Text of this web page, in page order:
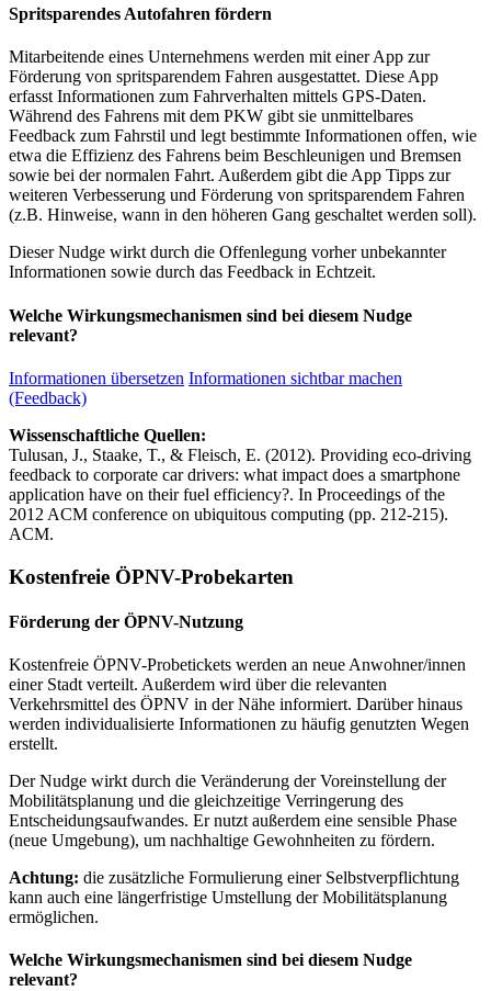
Spritsparendes Autofahren fördern
Mitarbeitende eines Unternehmens werden mit einer App zur
Förderung von spritsparendem Fahren ausgestattet. Diese App
erfasst Informationen zum Fahrverhalten mittels GPS-Daten.
Während des Fahrens mit dem PKW gibt sie unmittelbares
Feedback zum Fahrstil und legt bestimmte Informationen offen, wie
etwa die Effizienz des Fahrens beim Beschleunigen und Bremsen
sowie bei der normalen Fahrt. Außerdem gibt die App Tipps zur
weiteren Verbesserung und Förderung von spritsparendem Fahren
(z.B. Hinweise, wann in den höheren Gang geschaltet werden soll).
Dieser Nudge wirkt durch die Offenlegung vorher unbekannter
Informationen sowie durch das Feedback in Echtzeit.
Welche Wirkungsmechanismen sind bei diesem Nudge
relevant?
Informationen übersetzen Informationen sichtbar machen
(Feedback)
Wissenschaftliche Quellen:
Tulusan, J., Staake, T., & Fleisch, E. (2012). Providing eco-driving
feedback to corporate car drivers: what impact does a smartphone
application have on their fuel efficiency?. In Proceedings of the
2012 ACM conference on ubiquitous computing (pp. 212-215).
ACM.
Kostenfreie ÖPNV-Probekarten
Förderung der ÖPNV-Nutzung
Kostenfreie ÖPNV-Probetickets werden an neue Anwohner/innen
einer Stadt verteilt. Außerdem wird über die relevanten
Verkehrsmittel des ÖPNV in der Nähe informiert. Darüber hinaus
werden individualisierte Informationen zu häufig genutzten Wegen
erstellt.
Der Nudge wirkt durch die Veränderung der Voreinstellung der
Mobilitätsplanung und die gleichzeitige Verringerung des
Entscheidungsaufwandes. Er nutzt außerdem eine sensible Phase
(neue Umgebung), um nachhaltige Gewohnheiten zu fördern.
Achtung: die zusätzliche Formulierung einer Selbstverpflichtung
kann auch eine längerfristige Umstellung der Mobilitätsplanung
ermöglichen.
Welche Wirkungsmechanismen sind bei diesem Nudge
relevant?